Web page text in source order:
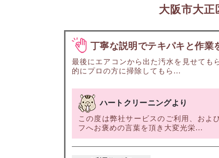
大阪市大
丁寧な説明でテキパキと作業
最後にエアコンから出た汚水を見せても
的にプロの方に掃除してもら...
ハートクリーニングより
この度は弊社サービスのご利用、およ
フへお褒めの言葉を頂き大変光栄...